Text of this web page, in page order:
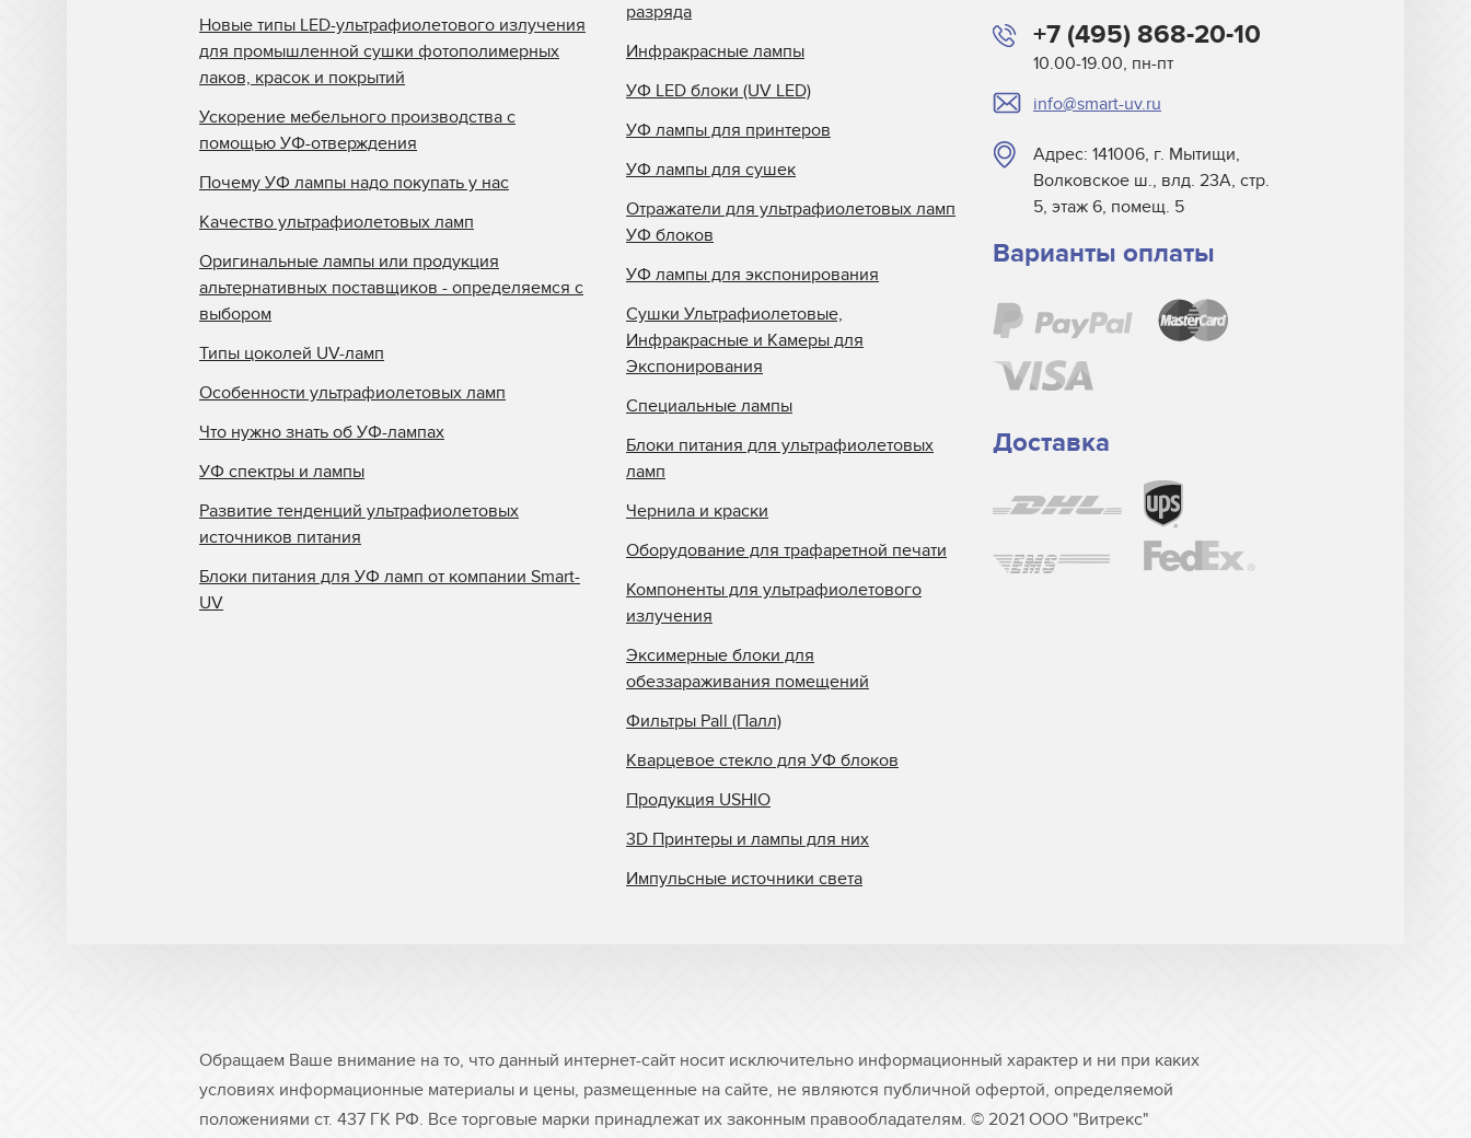
+7 (495) 868-20-10
10.00-19.00, пн-пт
info@smart-uv.ru
Адрес: 141006, г. Мытищи,
Волковское ш., влд. 23А, стр.
5, этаж 6, помещ. 5
Варианты оплаты
Доставка
Новые типы LED-ультрафиолетового излучения
для промышленной сушки фотополимерных
лаков, красок и покрытий
Ускорение мебельного производства с
помощью УФ-отверждения
Почему УФ лампы надо покупать у нас
Качество ультрафиолетовых ламп
Оригинальные лампы или продукция
альтернативных поставщиков - определяемся с
выбором
Типы цоколей UV-ламп
Особенности ультрафиолетовых ламп
Что нужно знать об УФ-лампах
УФ спектры и лампы
Развитие тенденций ультрафиолетовых
источников питания
Блоки питания для УФ ламп от компании Smart-
UV
разряда
Инфракрасные лампы
УФ LED блоки (UV LED)
УФ лампы для принтеров
УФ лампы для сушек
Отражатели для ультрафиолетовых ламп
УФ блоков
УФ лампы для экспонирования
Сушки Ультрафиолетовые,
Инфракрасные и Камеры для
Экспонирования
Специальные лампы
Блоки питания для ультрафиолетовых
ламп
Чернила и краски
Оборудование для трафаретной печати
Компоненты для ультрафиолетового
излучения
Эксимерные блоки для
обеззараживания помещений
Фильтры Pall (Палл)
Кварцевое стекло для УФ блоков
Продукция USHIO
3D Принтеры и лампы для них
Импульсные источники света
Обращаем Ваше внимание на то, что данный интернет-сайт носит исключительно информационный характер и ни при каких
условиях информационные материалы и цены, размещенные на сайте, не являются публичной офертой, определяемой
положениями ст. 437 ГК РФ. Все торговые марки принадлежат их законным правообладателям. © 2021 ООО "Витрекс"